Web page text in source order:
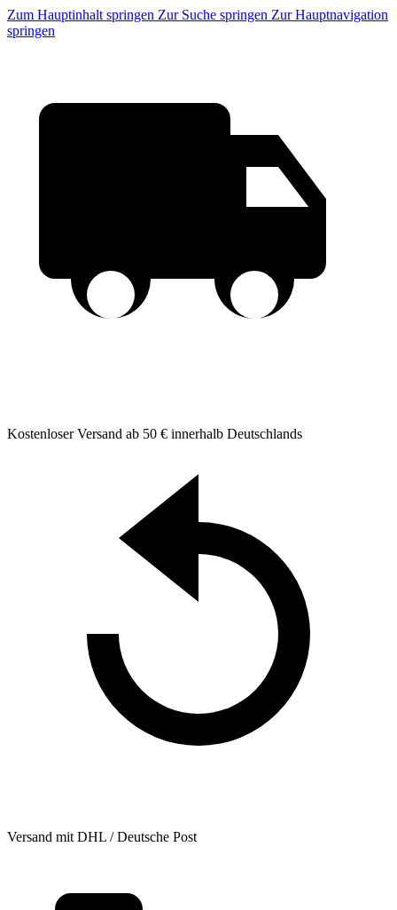
Zum Hauptinhalt springen Zur Suche springen Zur Hauptnavigation
springen
Kostenloser Versand ab 50 € innerhalb Deutschlands
Versand mit DHL / Deutsche Post